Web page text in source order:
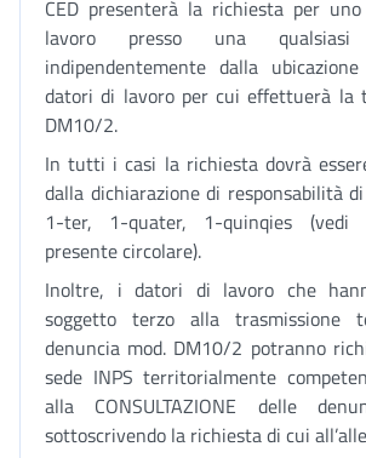
CED presenterà la richiesta per
lavoro presso una
indipendentemente dalla
datori di lavoro per cui effettuerà la
DM10/2.
In tutti i casi la richiesta dovrà
dalla dichiarazione di responsabilità
1-ter, 1-quater, 1-quinqies
presente circolare).
Inoltre, i datori di lavoro che
soggetto terzo alla trasmissione
denuncia mod. DM10/2 potranno
sede INPS territorialmente
alla CONSULTAZIONE delle
sottoscrivendo la richiesta di cui